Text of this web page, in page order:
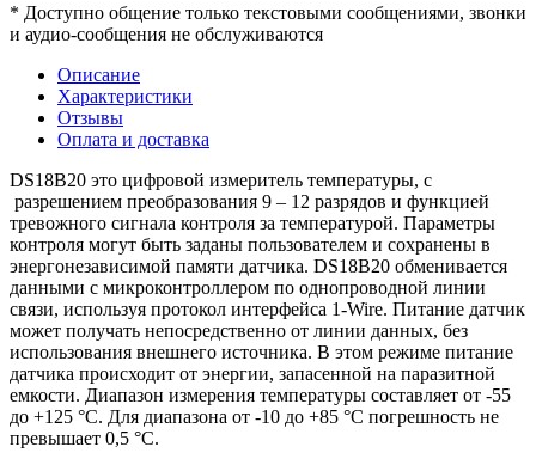
* Доступно общение только текстовыми сообщениями, звонки
и аудио-сообщения не обслуживаются
Описание
Характеристики
Отзывы
Оплата и доставка
DS18B20 это цифровой измеритель температуры, с
разрешением преобразования 9 – 12 разрядов и функцией
тревожного сигнала контроля за температурой. Параметры
контроля могут быть заданы пользователем и сохранены в
энергонезависимой памяти датчика. DS18B20 обменивается
данными с микроконтроллером по однопроводной линии
связи, используя протокол интерфейса 1-Wire. Питание датчик
может получать непосредственно от линии данных, без
использования внешнего источника. В этом режиме питание
датчика происходит от энергии, запасенной на паразитной
емкости. Диапазон измерения температуры составляет от -55
до +125 °C. Для диапазона от -10 до +85 °C погрешность не
превышает 0,5 °C.